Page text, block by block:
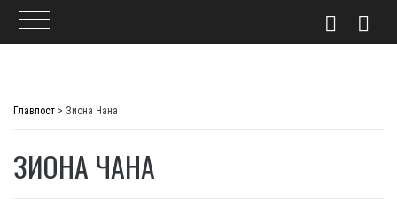
Главпост > Зиона Чана
ЗИОНА ЧАНА